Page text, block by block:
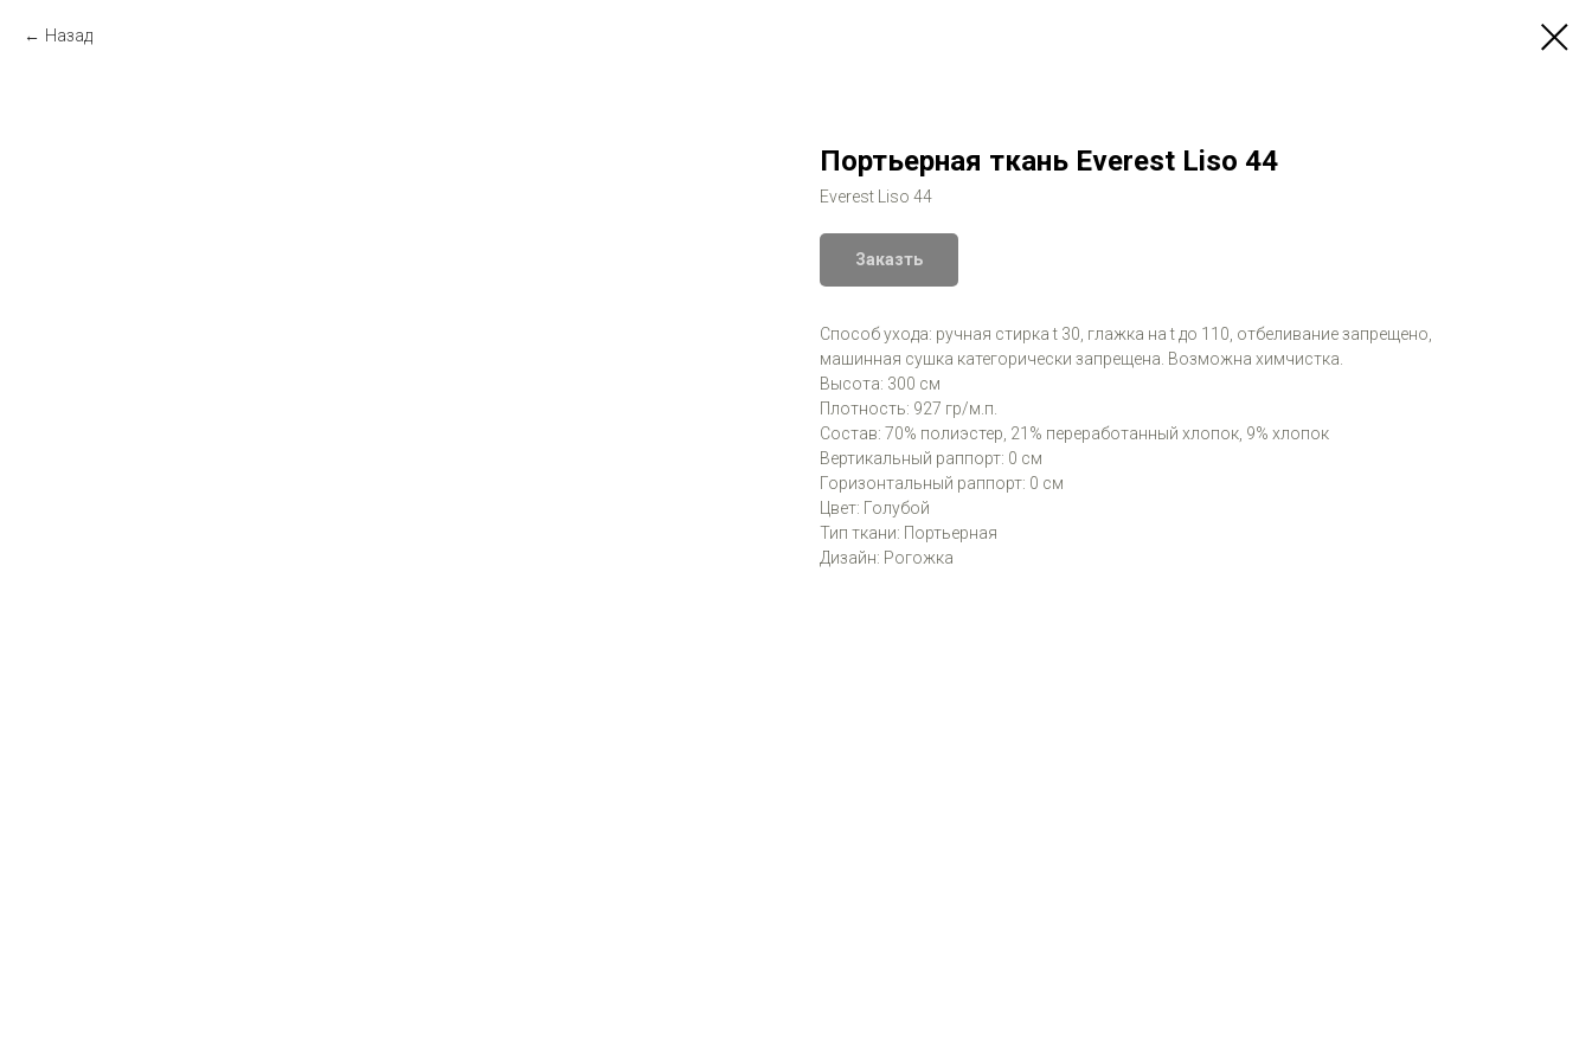
Назад
Портьерная ткань Everest Liso 44
Everest Liso 44
Заказть
Способ ухода: ручная стирка t 30, глажка на t до 110, отбеливание запрещено,
машинная сушка категорически запрещена. Возможна химчистка.
Высота: 300 см
Плотность: 927 гр/м.п.
Состав: 70% полиэстер, 21% переработанный хлопок, 9% хлопок
Вертикальный раппорт: 0 см
Горизонтальный раппорт: 0 см
Цвет: Голубой
Тип ткани: Портьерная
Дизайн: Рогожка